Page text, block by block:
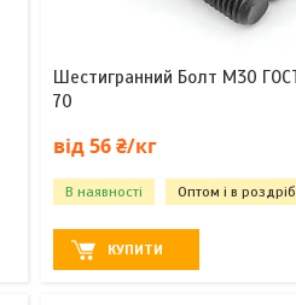
Шестигранний Болт М30
70
від 56 ₴/кг
В наявності Оптом і в роздріб
КУПИТИ